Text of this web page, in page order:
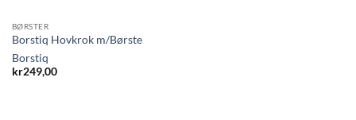
BØRSTER
Borstiq Hovkrok m/Børste
Borstiq
kr249,00